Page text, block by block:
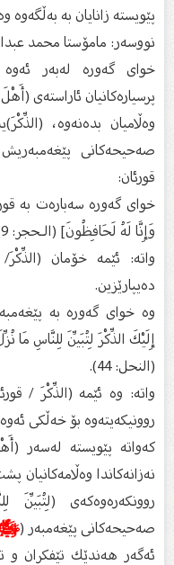
پێویستە زانایان بە بەڵگەوە
نووسەر: مامۆستا محمد
خوای گەورە لەبەر
پرسیارەكانیان ئاراستەی
وەڵامیان بدەنەوە،
صەحیحەكانی
قورئان:
خوای گەورە سەبارەت بە
وَإِنَّا لَهُ لَحَافِظُونَ] (الـحجر: 9).
واتە: ئێمە خۆمان
دەیپارێزین.
وە خوای گەورە بە
إِلَيْكَ الذِّكْرَ لِتُبَيِّنَ لِلنَّاسِ مَا
(النحل: 44).
واتە: وە ئێمە (الذِّكْرَ /
روونیكەیتەوە بۆ خەڵكی
كەواتە پێویستە لەسەر
نەزانەكاندا
روونكەرەوەكەی
صەحیحەكانی پێغەمبەر (
ئەگەر هەندێك تێفكران و